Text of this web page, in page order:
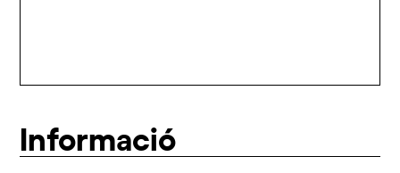
Informació